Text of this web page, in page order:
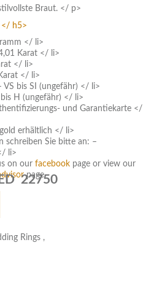
Braut. </ p>
</ h5>
</ li>
Karat </ li>
</ li>
</ li>
bis SI (ungefähr) </ li>
H (ungefähr) </ li>
und Garantiekarte </
erhältlich </ li>
schreiben Sie bitte an: –
li>
on our facebook page or view our
page
22750
Rings ,